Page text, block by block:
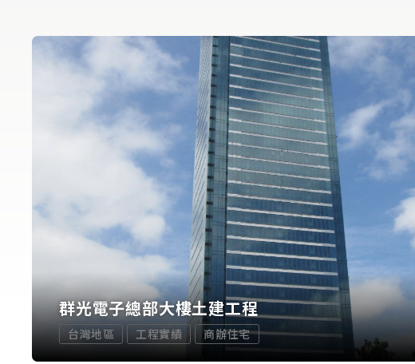
群光電子總部大樓土建工程
台灣地區 工程實績 商辦住宅